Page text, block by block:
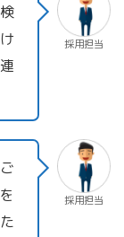
採用担当
採用担当